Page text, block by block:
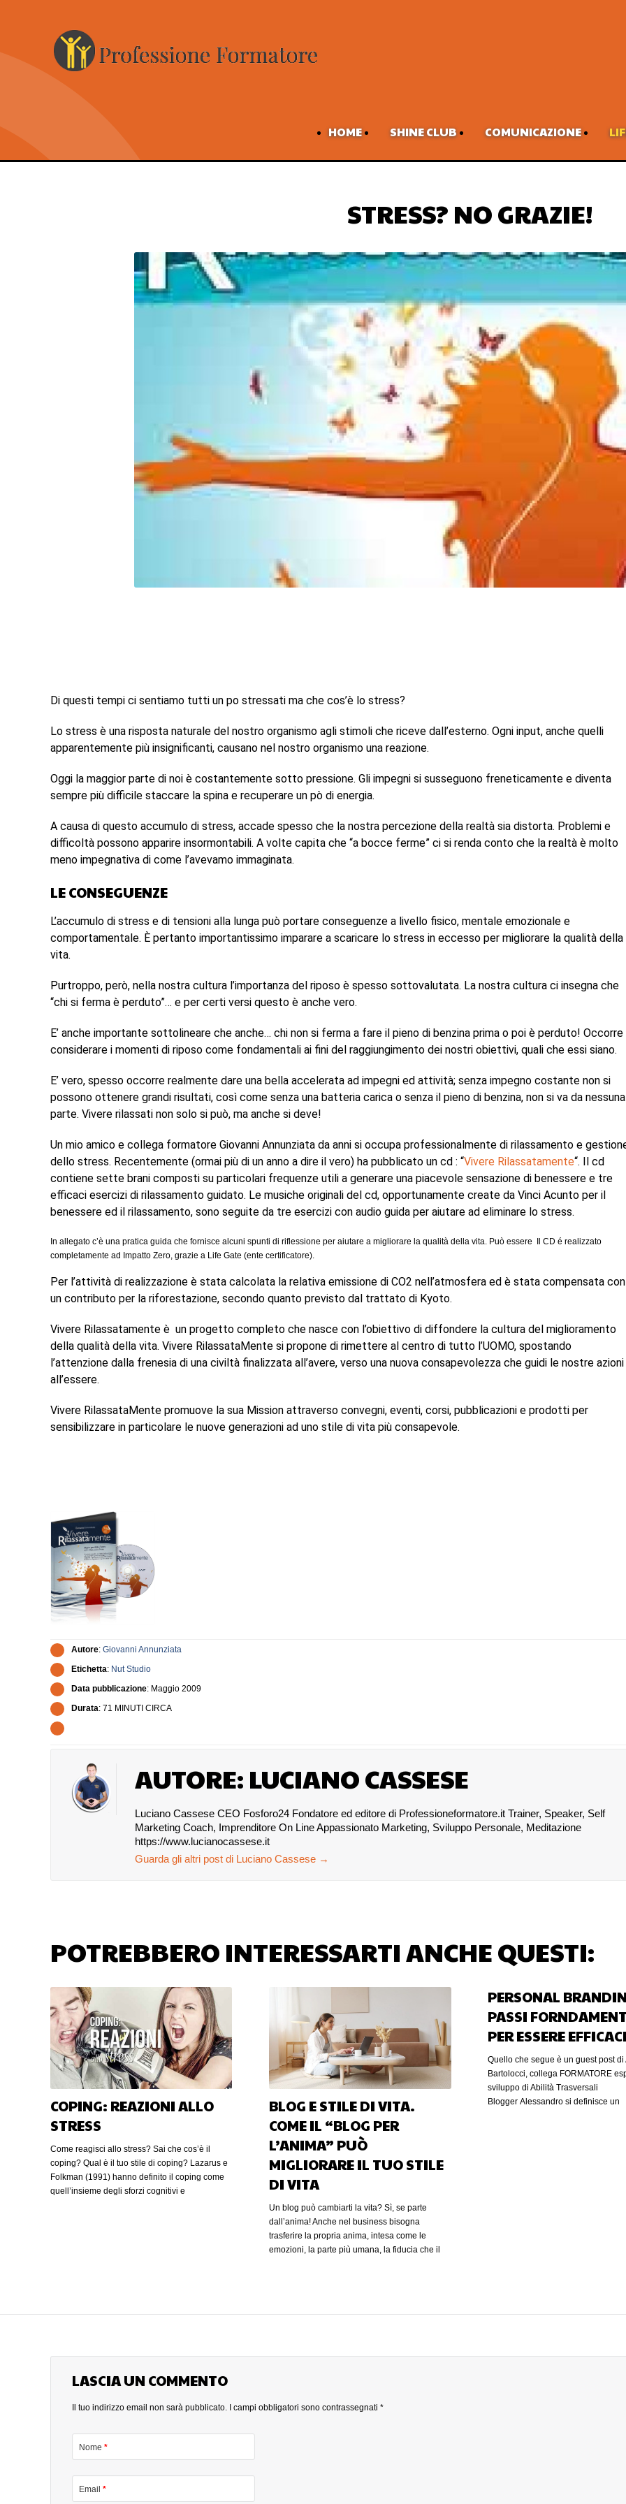
HOME SHINE CLUB COMUNICAZIONE
STRESS? NO GRAZIE!
Di questi tempi ci sentiamo tutti un po stressati ma che cos’è lo stress?
Lo stress è una risposta naturale del nostro organismo agli stimoli che riceve dall’esterno. Ogni input, anche quelli
apparentemente più insignificanti, causano nel nostro organismo una reazione.
Oggi la maggior parte di noi è costantemente sotto pressione. Gli impegni si susseguono freneticamente e diventa
sempre più difficile staccare la spina e recuperare un pò di energia.
A causa di questo accumulo di stress, accade spesso che la nostra percezione della realtà sia distorta. Problemi e
difficoltà possono apparire insormontabili. A volte capita che “a bocce ferme” ci si renda conto che la realtà è molto
meno impegnativa di come l’avevamo immaginata.
LE CONSEGUENZE
L’accumulo di stress e di tensioni alla lunga può portare conseguenze a livello fisico, mentale emozionale e
comportamentale. È pertanto importantissimo imparare a scaricare lo stress in eccesso per migliorare la qualità della
vita.
Purtroppo, però, nella nostra cultura l’importanza del riposo è spesso sottovalutata. La nostra cultura ci insegna che
“chi si ferma è perduto”… e per certi versi questo è anche vero.
E’ anche importante sottolineare che anche… chi non si ferma a fare il pieno di benzina prima o poi è perduto! Occorre
considerare i momenti di riposo come fondamentali ai fini del raggiungimento dei nostri obiettivi, quali che essi siano.
E’ vero, spesso occorre realmente dare una bella accelerata ad impegni ed attività; senza impegno costante non si
possono ottenere grandi risultati, così come senza una batteria carica o senza il pieno di benzina, non si va da nessuna
parte. Vivere rilassati non solo si può, ma anche si deve!
Un mio amico e collega formatore Giovanni Annunziata da anni si occupa professionalmente di rilassamento e
dello stress. Recentemente (ormai più di un anno a dire il vero) ha pubblicato un cd : “Vivere Rilassatamente“. Il cd
contiene sette brani composti su particolari frequenze utili a generare una piacevole sensazione di benessere e tre
efficaci esercizi di rilassamento guidato. Le musiche originali del cd, opportunamente create da Vinci Acunto per il
benessere ed il rilassamento, sono seguite da tre esercizi con audio guida per aiutare ad eliminare lo stress.
In allegato c’è una pratica guida che fornisce alcuni spunti di riflessione per aiutare a migliorare la qualità della vita. Può essere Il CD é realizzato
completamente ad Impatto Zero, grazie a Life Gate (ente certificatore).
Per l’attività di realizzazione è stata calcolata la relativa emissione di CO2 nell’atmosfera ed è stata compensata con
un contributo per la riforestazione, secondo quanto previsto dal trattato di Kyoto.
Vivere Rilassatamente è un progetto completo che nasce con l’obiettivo di diffondere la cultura del miglioramento
della qualità della vita. Vivere RilassataMente si propone di rimettere al centro di tutto l’UOMO, spostando
l’attenzione dalla frenesia di una civiltà finalizzata all’avere, verso una nuova consapevolezza che guidi le nostre azioni
all’essere.
Vivere RilassataMente promuove la sua Mission attraverso convegni, eventi, corsi, pubblicazioni e prodotti per
sensibilizzare in particolare le nuove generazioni ad uno stile di vita più consapevole.
Autore: Giovanni Annunziata
Etichetta: Nut Studio
Data pubblicazione: Maggio 2009
Durata: 71 MINUTI CIRCA
AUTORE: LUCIANO CASSESE
Luciano Cassese CEO Fosforo24 Fondatore ed editore di Professioneformatore.it Trainer, Speaker, Self
Marketing Coach, Imprenditore On Line Appassionato Marketing, Sviluppo Personale, Meditazione
https://www.lucianocassese.it
Guarda gli altri post di Luciano Cassese →
POTREBBERO INTERESSARTI ANCHE QUESTI:
COPING: REAZIONI ALLO
STRESS
Come reagisci allo stress? Sai che cos’è il
coping? Qual è il tuo stile di coping? Lazarus e
Folkman (1991) hanno definito il coping come
quell’insieme degli sforzi cognitivi e
BLOG E STILE DI VITA.
COME IL “BLOG PER
L’ANIMA” PUÒ
MIGLIORARE IL TUO STILE
DI VITA
Un blog può cambiarti la vita? Sì, se parte
dall’anima! Anche nel business bisogna
trasferire la propria anima, intesa come le
emozioni, la parte più umana, la fiducia che il
PERSONAL
PASSI
PER ESSERE
Quello che segue è un guest post
Bartolocci, collega FORMATORE
sviluppo di Abilità Trasversali
Blogger Alessandro si definisce un
LASCIA UN COMMENTO
Il tuo indirizzo email non sarà pubblicato. I campi obbligatori sono contrassegnati *
Nome *
Email *